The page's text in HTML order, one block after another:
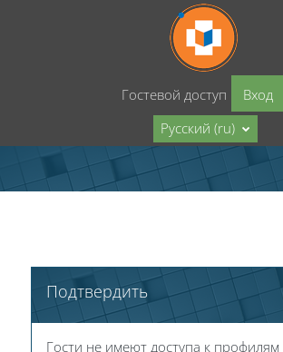
Перейти к основному содержанию
Гостевой доступ
Вход
Русский ‎(ru)‎
Подтвердить
Гости не имеют доступа к профилям